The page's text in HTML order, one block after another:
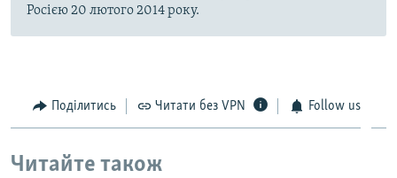
Росією 20 лютого 2014 року.
Поділитись Читати без VPN Follow us
Читайте також